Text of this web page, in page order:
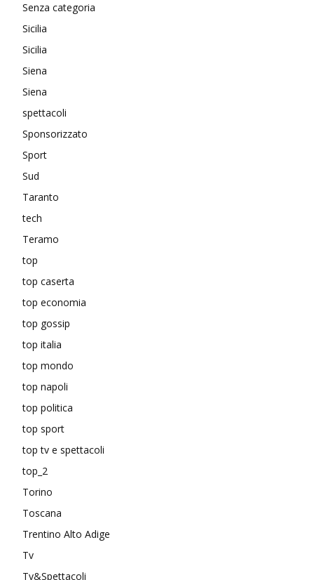
Senza categoria
Sicilia
Sicilia
Siena
Siena
spettacoli
Sponsorizzato
Sport
Sud
Taranto
tech
Teramo
top
top caserta
top economia
top gossip
top italia
top mondo
top napoli
top politica
top sport
top tv e spettacoli
top_2
Torino
Toscana
Trentino Alto Adige
Tv
Tv&Spettacoli